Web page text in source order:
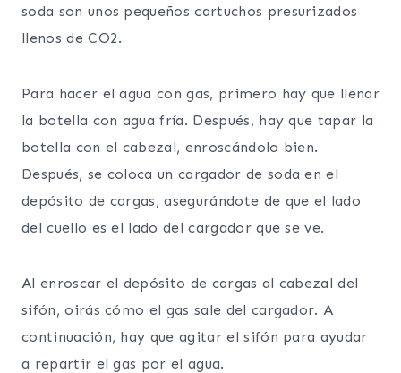
soda son unos pequeños cartuchos presurizados
llenos de CO2.
Para hacer el agua con gas, primero hay que llenar
la botella con agua fría. Después, hay que tapar la
botella con el cabezal, enroscándolo bien.
Después, se coloca un cargador de soda en el
depósito de cargas, asegurándote de que el lado
del cuello es el lado del cargador que se ve.
Al enroscar el depósito de cargas al cabezal del
sifón, oirás cómo el gas sale del cargador. A
continuación, hay que agitar el sifón para ayudar
a repartir el gas por el agua.